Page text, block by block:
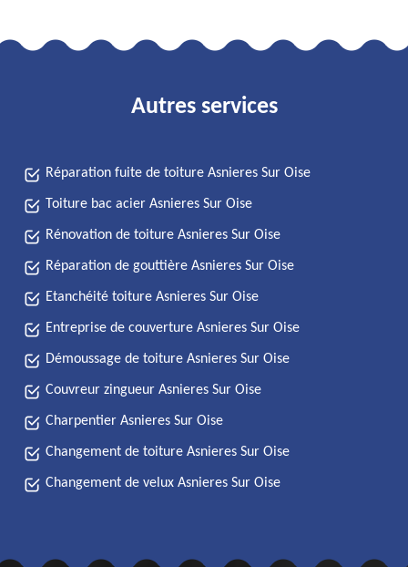
Autres services
Réparation fuite de toiture Asnieres Sur Oise
Toiture bac acier Asnieres Sur Oise
Rénovation de toiture Asnieres Sur Oise
Réparation de gouttière Asnieres Sur Oise
Etanchéité toiture Asnieres Sur Oise
Entreprise de couverture Asnieres Sur Oise
Démoussage de toiture Asnieres Sur Oise
Couvreur zingueur Asnieres Sur Oise
Charpentier Asnieres Sur Oise
Changement de toiture Asnieres Sur Oise
Changement de velux Asnieres Sur Oise